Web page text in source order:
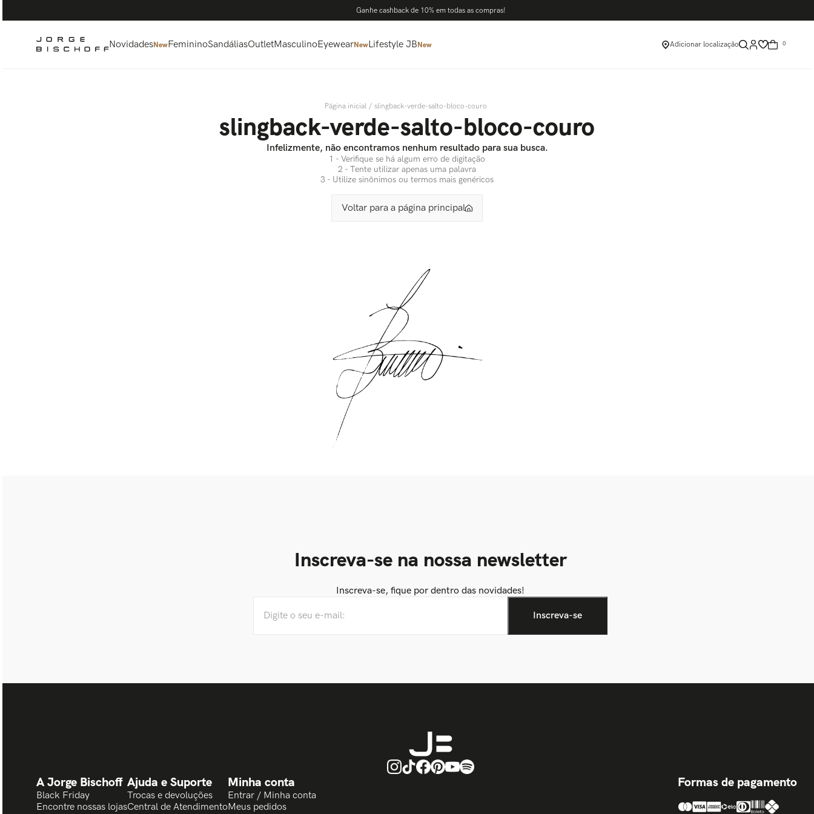
Ganhe cashback de 10% em todas as compras!
NovidadesNewFemininoSandáliasOutletMasculinoEyewearNewLifestyle JBNew Adicionar localização 0
slingback-verde-salto-bloco-couro
slingback-verde-salto-bloco-couro
Infelizmente, não encontramos nenhum resultado para sua busca.
1 - Verifique se há algum erro de digitação
2 - Tente utilizar apenas uma palavra
3 - Utilize sinônimos ou termos mais genéricos
Voltar para a página principal
Inscreva-se na nossa newsletter
Inscreva-se, fique por dentro das novidades!
A Jorge Bischoff
Black Friday
Encontre nossas lojas
Ajuda e Suporte
Trocas e devoluções
Central de Atendimento
Minha conta
Entrar / Minha conta
Meus pedidos
Formas de pagamento
1º bolsa
scarpin